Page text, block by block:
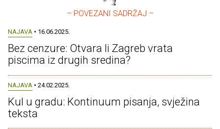
– POVEZANI SADRŽAJ –
NAJAVA • 16.06.2025.
Bez cenzure: Otvara li Zagreb vrata
piscima iz drugih sredina?
NAJAVA • 24.02.2025.
Kul u gradu: Kontinuum pisanja, svježina
teksta